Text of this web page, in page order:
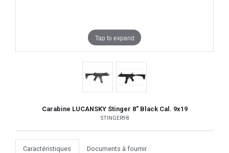
Tap to expand
Carabine LUCANSKY Stinger 8" Black Cal. 9x19
STINGER98
Caractéristiques Documents à fournir